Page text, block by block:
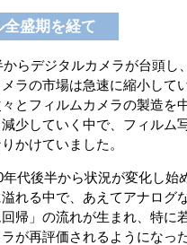
全盛期を経て
からデジタルカメラが台頭し
ラの市場は急速に縮小して
々とフィルムカメラの製造を
少していく中で、フィルム
かけていました。
年代後半から状況が変化し始
れる中で、あえてアナログ
帰」の流れが生まれ、特に
が再評価されるようになっ